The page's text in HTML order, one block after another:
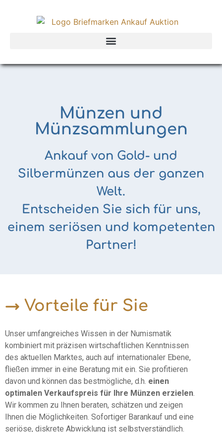
Münzen und
Münzsammlungen
Ankauf von Gold- und
Silbermünzen aus der ganzen
Welt.
Entscheiden Sie sich für uns,
einem seriösen und kompetenten
Partner!
→ Vorteile für Sie
Unser umfangreiches Wissen in der Numismatik
kombiniert mit präzisen wirtschaftlichen Kenntnissen
des aktuellen Marktes, auch auf internationaler Ebene,
fließen immer in eine Beratung mit ein. Sie profitieren
davon und können das bestmögliche, d.h. einen
optimalen Verkaufspreis für Ihre Münzen erzielen
Wir kommen zu Ihnen beraten, schätzen und zeigen
Ihnen die Möglichkeiten. Sofortiger Barankauf und eine
seriöse, diskrete Abwicklung ist selbstverständlich.